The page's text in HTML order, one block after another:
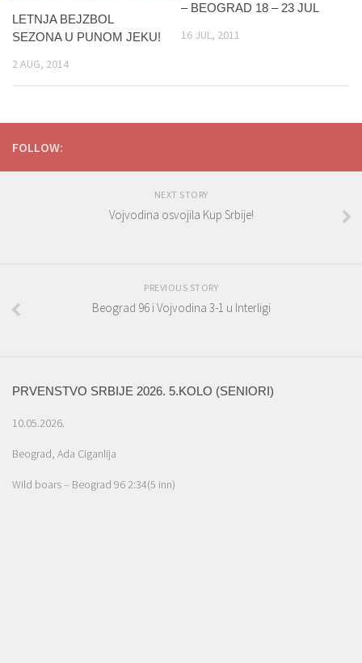
LETNJA BEJZBOL
SEZONA U PUNOM JEKU!
2 AUG, 2014
– BEOGRAD 18 – 23 JUL
16 JUL, 2011
FOLLOW:
NEXT STORY
Vojvodina osvojila Kup Srbije!
PREVIOUS STORY
Beograd 96 i Vojvodina 3-1 u Interligi
PRVENSTVO SRBIJE 2026. 5.KOLO (SENIORI)
10.05.2026.
Beograd, Ada Ciganlija
Wild boars – Beograd 96 2:34(5 inn)